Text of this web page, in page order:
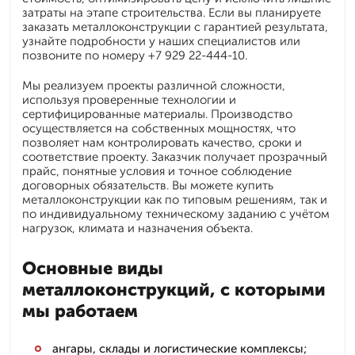
затраты на этапе строительства. Если вы планируете
заказать металлоконструкции с гарантией результата,
узнайте подробности у наших специалистов или
позвоните по номеру +7 929 22-444-10.
Мы реализуем проекты различной сложности,
используя проверенные технологии и
сертифицированные материалы. Производство
осуществляется на собственных мощностях, что
позволяет нам контролировать качество, сроки и
соответствие проекту. Заказчик получает прозрачный
прайс, понятные условия и точное соблюдение
договорных обязательств. Вы можете купить
металлоконструкции как по типовым решениям, так и
по индивидуальному техническому заданию с учётом
нагрузок, климата и назначения объекта.
Основные виды
металлоконструкций, с которыми
мы работаем
ангары, склады и логистические комплексы;